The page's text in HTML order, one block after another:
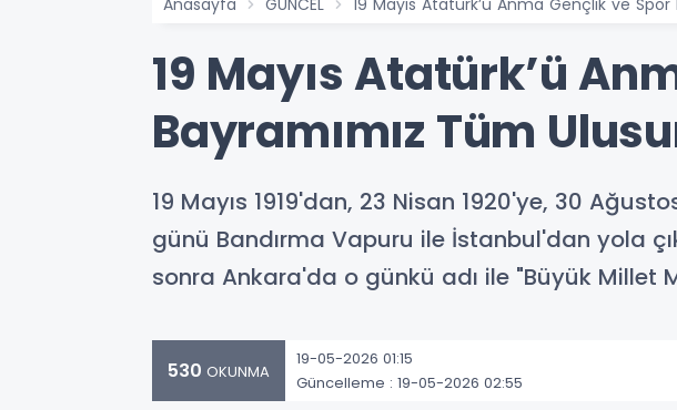
Anasayfa GÜNCEL 19 Mayıs Atatürk’ü Anma Gençlik ve
19 Mayıs Atatürk’ü
Bayramımız Tüm
19 Mayıs 1919'dan, 23 Nisan 1920'ye, 30
günü Bandırma Vapuru ile İstanbul'dan yola
sonra Ankara'da o günkü adı ile "Büyük Millet
530 OKUNMA
19-05-2026 01:15
Güncelleme : 19-05-2026 02:55